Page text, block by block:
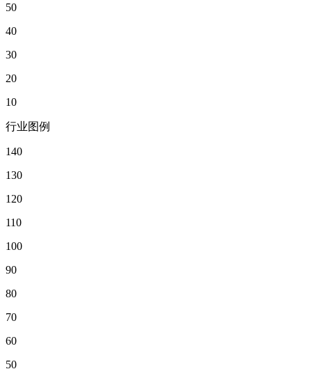
50
40
30
20
10
行业图例
140
130
120
110
100
90
80
70
60
50